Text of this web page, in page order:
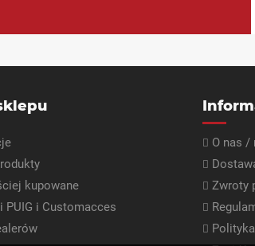
kupowane
PUIG i Customacces
O nas /
Zwroty